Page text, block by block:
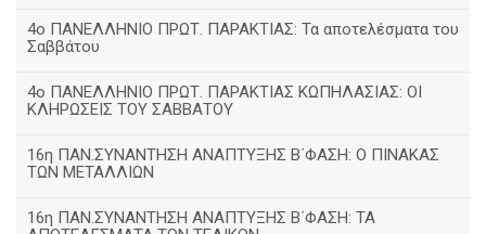
4ο ΠΑΝΕΛΛΗΝΙΟ ΠΡΩΤ. ΠΑΡΑΚΤΙΑΣ: Τα αποτελέσματα του
Σαββάτου
4ο ΠΑΝΕΛΛΗΝΙΟ ΠΡΩΤ. ΠΑΡΑΚΤΙΑΣ ΚΩΠΗΛΑΣΙΑΣ: ΟΙ
ΚΛΗΡΩΣΕΙΣ ΤΟΥ ΣΑΒΒΑΤΟΥ
16η ΠΑΝ.ΣΥΝΑΝΤΗΣΗ ΑΝΑΠΤΥΞΗΣ Β΄ΦΑΣΗ: Ο ΠΙΝΑΚΑΣ
ΤΩΝ ΜΕΤΑΛΛΙΩΝ
16η ΠΑΝ.ΣΥΝΑΝΤΗΣΗ ΑΝΑΠΤΥΞΗΣ Β΄ΦΑΣΗ: ΤΑ